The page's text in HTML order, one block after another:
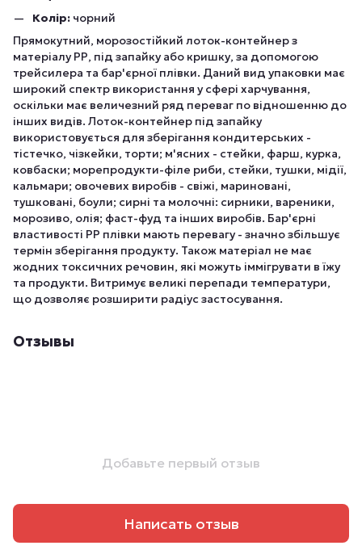
Колір: чорний
Прямокутний, морозостійкий лоток-контейнер з
матеріалу РР, під запайку або кришку, за допомогою
трейсилера та бар'єрної плівки. Даний вид упаковки має
широкий спектр використання у сфері харчування,
оскільки має величезний ряд переваг по відношенню до
інших видів. Лоток-контейнер під запайку
використовується для зберігання кондитерських -
тістечко, чізкейки, торти; м'ясних - стейки, фарш, курка,
ковбаски; морепродукти-філе риби, стейки, тушки, мідії,
кальмари; овочевих виробів - свіжі, мариновані,
тушковані, боули; сирні та молочні: сирники, вареники,
морозиво, олія; фаст-фуд та інших виробів. Бар'єрні
властивості РР плівки мають перевагу - значно збільшує
термін зберігання продукту. Також матеріал не має
жодних токсичних речовин, які можуть іммігрувати в їжу
та продукти. Витримує великі перепади температури,
що дозволяє розширити радіус застосування.
Отзывы
Добавьте первый отзыв
Написать отзыв